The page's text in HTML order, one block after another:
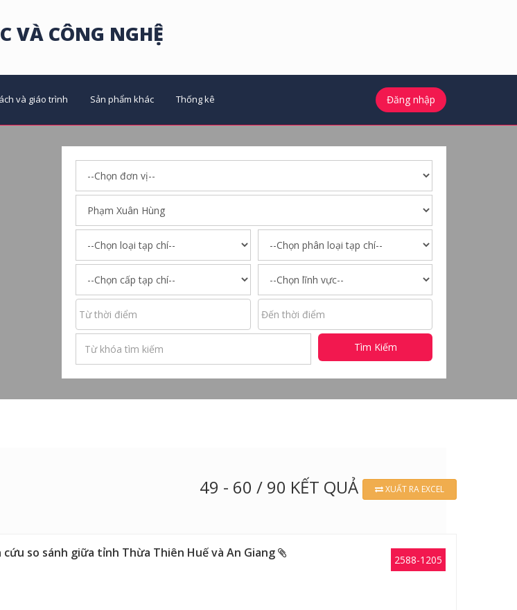
VÀ CÔNG NGHỆ
và giáo trình Sản phẩm khác Thống kê Đăng nhập
Tìm Kiếm
49 - 60 / 90 KẾT QUẢ XUẤT RA EXCEL
2588-1205
so sánh giữa tỉnh Thừa Thiên Huế và An Giang